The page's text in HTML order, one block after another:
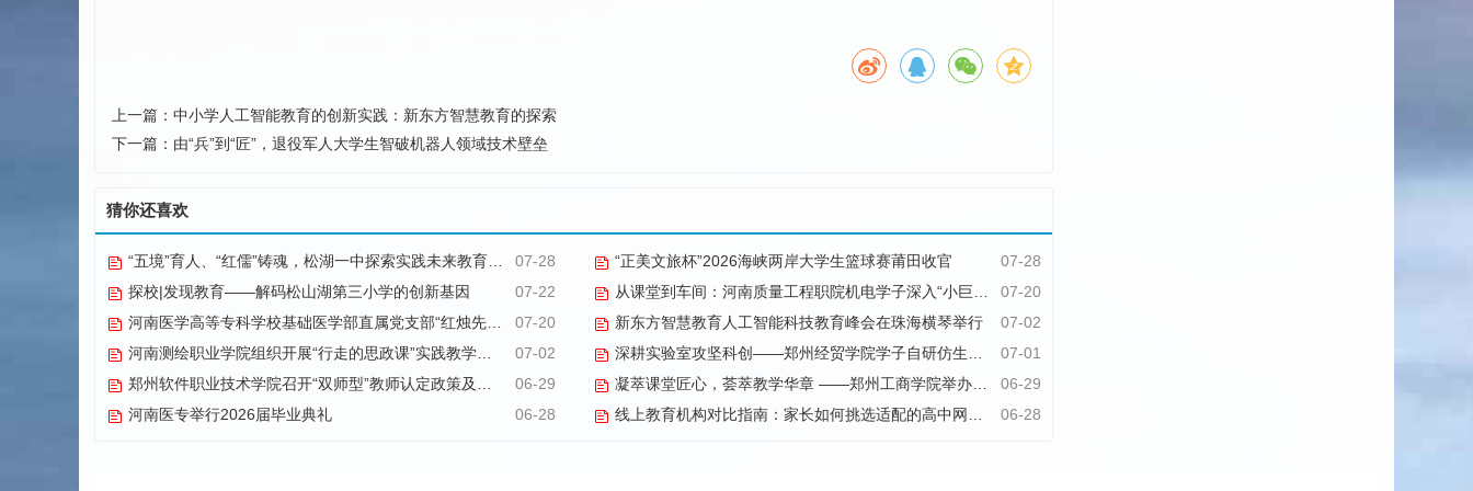
上一篇： 中小学人工智能教育的创新实践：新东方智慧教育的探索
下一篇： 由“兵”到“匠”，退役军人大学生智破机器人领域技术壁垒
猜你还喜欢
07-28
“五境”育人、“红儒”铸魂，松湖一中探索实践未来教育纪实 07-28
“正美文旅杯”​2026海峡两岸大学生篮球赛莆田收官
07-22
探校|发现教育——解码松山湖第三小学的创新基因 07-20
从课堂到车间：河南质量工程职院机电学子深入“小巨人”企业，交出8份青春“智造”答卷
07-20
河南医学高等专科学校基础医学部直属党支部“红烛先锋”党建品牌创建纪实 07-02
新东方智慧教育人工智能科技教育峰会在珠海横琴举行
07-02
河南测绘职业学院组织开展“行走的思政课”实践教学活动 07-01
深耕实验室攻坚科创——郑州经贸学院学子自研仿生机械手
06-29
郑州软件职业技术学院召开“双师型”教师认定政策及企业实践专项解读会议 06-29
凝萃课堂匠心，荟萃教学华章 ——郑州工商学院举办2026年优秀教学材料展览会
06-28
河南医专举行2026届毕业典礼 06-28
线上教育机构对比指南：家长如何挑选适配的高中网课品牌